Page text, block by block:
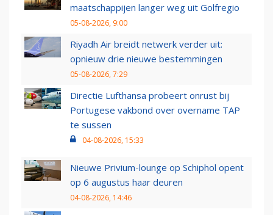
maatschappijen langer weg uit Golfregio
05-08-2026, 9:00
Riyadh Air breidt netwerk verder uit:
opnieuw drie nieuwe bestemmingen
05-08-2026, 7:29
Directie Lufthansa probeert onrust bij
Portugese vakbond over overname TAP
te sussen
04-08-2026, 15:33
Nieuwe Privium-lounge op Schiphol opent
op 6 augustus haar deuren
04-08-2026, 14:46